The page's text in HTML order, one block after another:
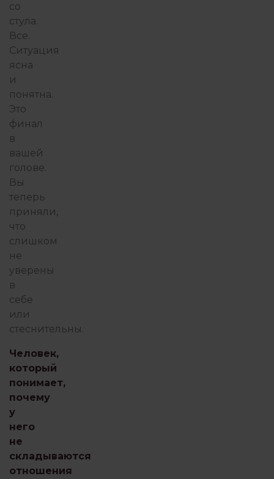
со
стула.
Все.
Ситуация
ясна
и
понятна.
Это
финал
в
вашей
голове.
Вы
теперь
приняли,
что
слишком
не
уверены
в
себе
или
стеснительны.
Человек,
который
понимает,
почему
у
него
не
складываются
отношения